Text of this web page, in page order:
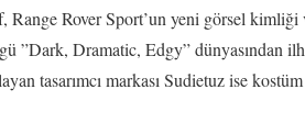
Range Rover Sport’un yeni görsel kimliği
”Dark, Dramatic, Edgy” dünyasından
tasarımcı markası Sudietuz ise kostüm